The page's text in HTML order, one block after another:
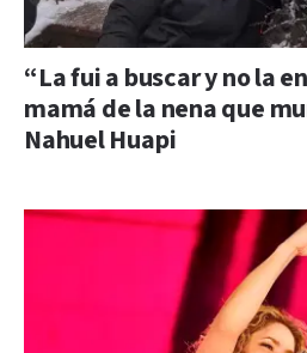
“La fui a buscar y no la
mamá de la nena que
Nahuel Huapi